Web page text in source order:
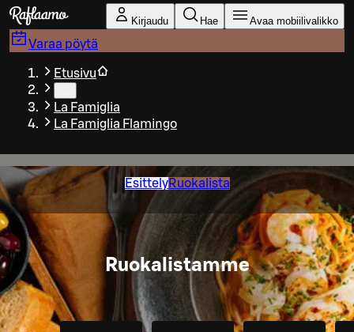
Siirry pääsisältöön
Kirjaudu Hae Avaa mobiilivalikko
Varaa pöytä
Etusivu
La Famiglia
La Famiglia Flamingo
EsittelyRuokalista
Ruokalistamme